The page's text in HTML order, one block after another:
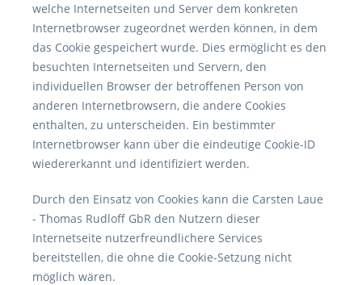
welche Internetseiten und Server dem konkreten
Internetbrowser zugeordnet werden können, in dem
das Cookie gespeichert wurde. Dies ermöglicht es den
besuchten Internetseiten und Servern, den
individuellen Browser der betroffenen Person von
anderen Internetbrowsern, die andere Cookies
enthalten, zu unterscheiden. Ein bestimmter
Internetbrowser kann über die eindeutige Cookie-ID
wiedererkannt und identifiziert werden.
Durch den Einsatz von Cookies kann die Carsten Laue
- Thomas Rudloff GbR den Nutzern dieser
Internetseite nutzerfreundlichere Services
bereitstellen, die ohne die Cookie-Setzung nicht
möglich wären.